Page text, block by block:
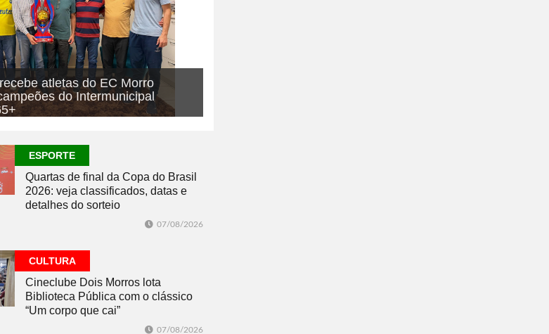
atletas do EC Morro
do Intermunicipal
ESPORTE
Quartas de final da Copa do Brasil
2026: veja classificados, datas e
detalhes do sorteio
07/08/2026
CULTURA
Cineclube Dois Morros lota
Biblioteca Pública com o clássico
“Um corpo que cai”
07/08/2026